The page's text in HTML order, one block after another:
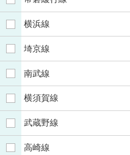
横浜線
埼京線
南武線
横須賀線
武蔵野線
高崎線